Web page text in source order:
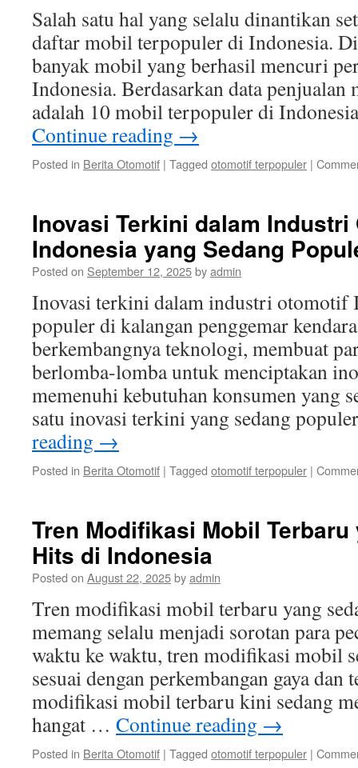
Salah satu hal yang selalu dinantikan
daftar mobil terpopuler di Indonesia.
banyak mobil yang berhasil mencuri
Indonesia. Berdasarkan data
adalah 10 mobil terpopuler di
Continue reading →
Posted in Berita Otomotif | Tagged otomotif terpopuler |
Inovasi Terkini dalam Industri
Indonesia yang Sedang
Posted on September 12, 2025byadmin
Inovasi terkini dalam industri otomotif
populer di kalangan penggemar
berkembangnya teknologi, membuat
berlomba-lomba untuk menciptakan
memenuhi kebutuhan konsumen yang
satu inovasi terkini yang sedang
reading →
Posted in Berita Otomotif | Tagged otomotif terpopuler |
Tren Modifikasi Mobil Terbaru
Hits di Indonesia
Posted on August 22, 2025byadmin
Tren modifikasi mobil terbaru yang
memang selalu menjadi sorotan para
waktu ke waktu, tren modifikasi mobil
sesuai dengan perkembangan gaya
modifikasi mobil terbaru kini sedang
hangat … Continue reading →
Posted in Berita Otomotif | Tagged otomotif terpopuler |